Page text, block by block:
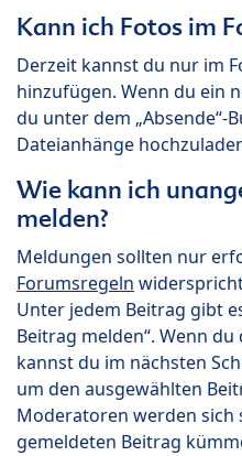
Kann ich Fotos im
Derzeit kannst du nur im
hinzufügen. Wenn du ein
du unter dem „Absende“-
Dateianhänge
Wie kann ich
melden?
Meldungen sollten nur
Forumsregeln
Unter jedem Beitrag gibt
Beitrag melden“. Wenn
kannst du im nächsten
um den ausgewählten
Moderatoren werden sich
gemeldeten Beitrag